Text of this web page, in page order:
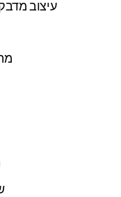
עיצוב